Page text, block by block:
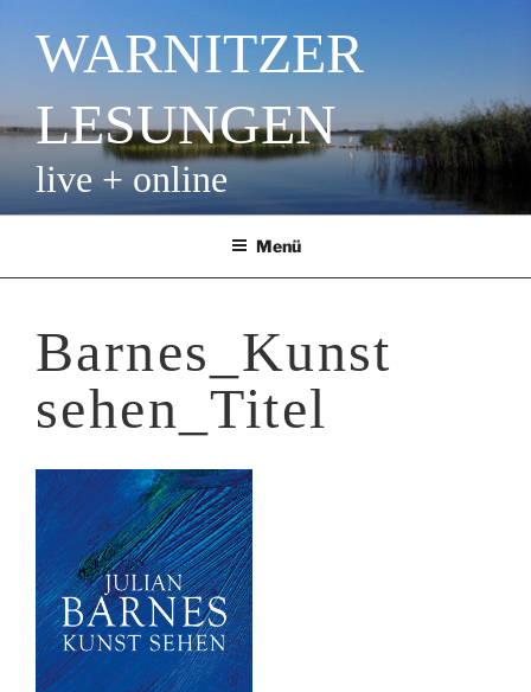
Inhalt
springenWARNITZER
LESUNGEN
live + online
Menü
Barnes_Kunst
sehen_Titel